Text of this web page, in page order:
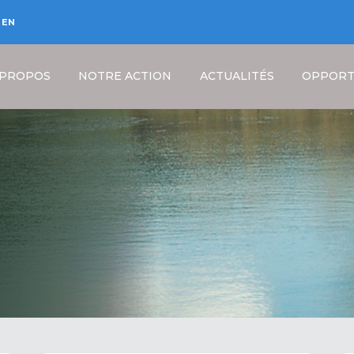
EN
NOTRE ACTION ACTUALITÉS
Fil
d'Ariane